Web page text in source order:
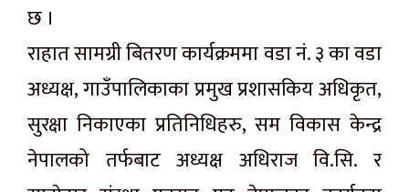
छ ।
राहात सामग्री बितरण कार्यक्रममा वडा नं. ३ का वडा
अध्यक्ष, गाउँपालिकाका प्रमुख प्रशासकिय अधिकृत,
सुरक्षा निकाएका प्रतिनिधिहरु, सम विकास केन्द्र
नेपालको तर्फबाट अध्यक्ष अधिराज वि.सि. र